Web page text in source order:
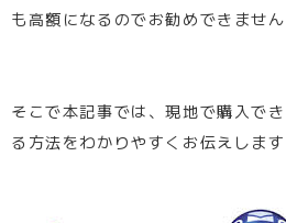
も高額になるのでお勧めできません
そこで本記事では、現地で購入で
る方法をわかりやすくお伝えします